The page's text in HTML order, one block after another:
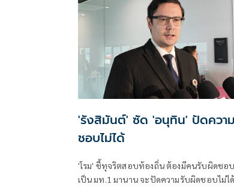
'รังสิมันต์' ซัด 'อนุทิน' ปัดควา
ชอบไม่ได้
'โรม' ชี้ทุจริตสอบท้องถิ่น ต้องมีคนรับผิดชอ
เป็น มท.1 มานาน จะปัดความรับผิดชอบไม่ไ